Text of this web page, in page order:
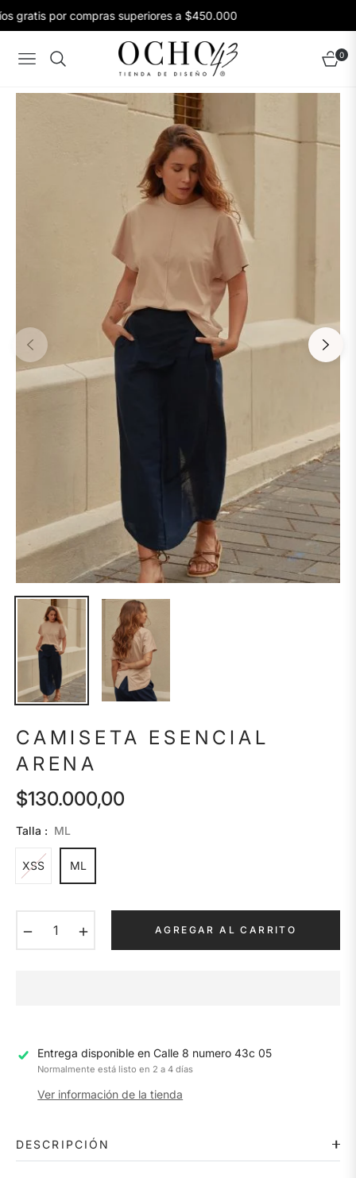
gratis por compras superiores a $450.000
Navigation Carrito
0
CAMISETA ESENCIAL
ARENA
Precio
habitual
$130.000,00
Talla : ML
XSS ML
AGREGAR AL CARRITO
Entrega disponible enCalle 8 numero 43c 05
Normalmente está listo en 2 a 4 días
Ver información de la tienda
DESCRIPCIÓN